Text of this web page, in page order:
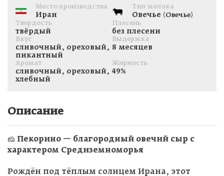
Место производства
Иран
Тип молока
Овечье (Овечье)
Твердость
твёрдый
Плесень
без плесени
Вкус
сливочный, ореховый,
пикантный
Выдержка
8 месяцев
Аромат
сливочный, ореховый,
хлебный
Жирность
49%
Описание
🧀 Пекорино — благородный овечий сыр с
характером Средиземноморья
Рождён под тёплым солнцем Ирана, этот